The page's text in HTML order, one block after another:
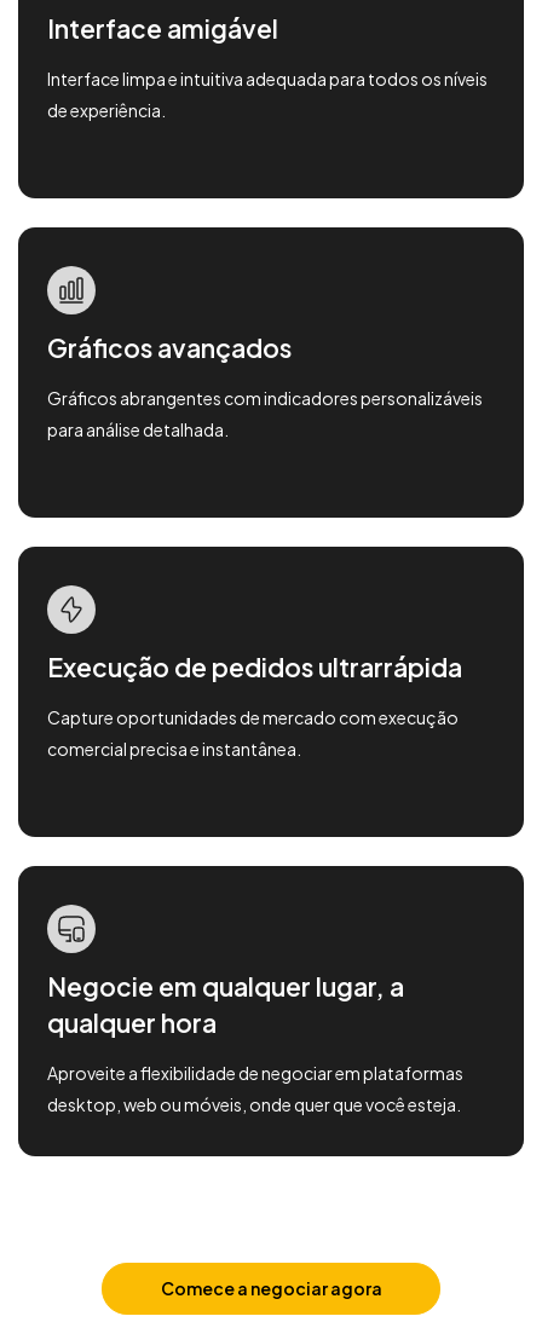
Interface amigável
Interface limpa e intuitiva adequada para todos os níveis
de experiência.
Gráficos avançados
Gráficos abrangentes com indicadores personalizáveis ​​
para análise detalhada.
Execução de pedidos ultrarrápida
Capture oportunidades de mercado com execução
comercial precisa e instantânea.
Negocie em qualquer lugar, a
qualquer hora
Aproveite a flexibilidade de negociar em plataformas
desktop, web ou móveis, onde quer que você esteja.
Comece a negociar agora